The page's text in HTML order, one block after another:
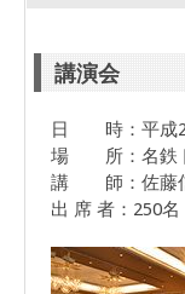
講演会
日 時：平成25
場 所：名鉄
講 師：佐藤
出 席 者：250名